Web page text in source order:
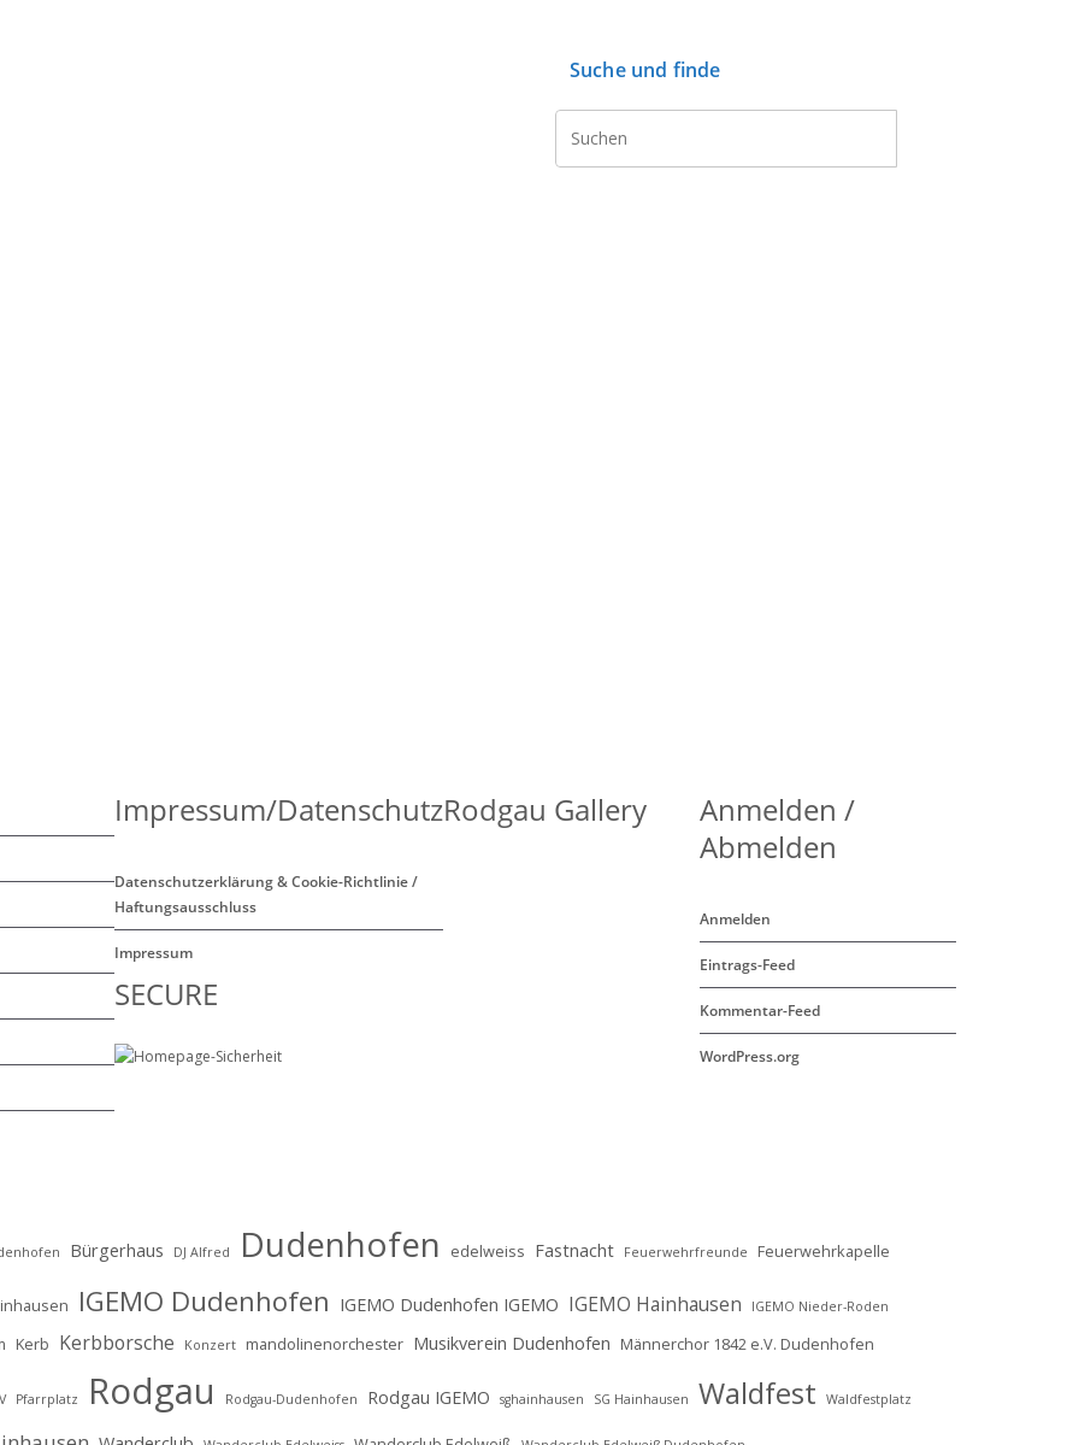
Suche und finde
Impressum/Datenschutz
Datenschutzerklärung & Cookie-Richtlinie /
Haftungsausschluss
Impressum
SECURE
Rodgau Gallery
Anmelden /
Abmelden
Anmelden
Eintrags-Feed
Kommentar-Feed
WordPress.org
Bürgerhaus DJ Alfred Dudenhofen edelweiss Fastnacht Feuerwehrfreunde Feuerwehrkapelle
IGEMO Dudenhofen IGEMO Dudenhofen IGEMO IGEMO Hainhausen IGEMO Nieder-Roden
Kerb Kerbborsche Konzert mandolinenorchester Musikverein Dudenhofen Männerchor 1842 e.V. Dudenhofen
Pfarrplatz Rodgau Rodgau-Dudenhofen Rodgau IGEMO sghainhausen SG Hainhausen Waldfest Waldfestplatz